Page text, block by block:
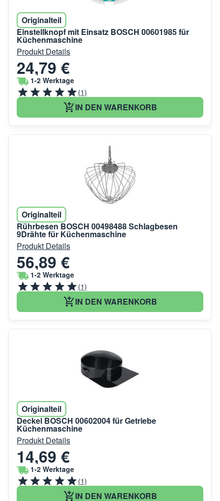
Originalteil
Einstellknopf mit Einsatz BOSCH 00601985 für
Küchenmaschine
Produkt Details
24,79 €
1-2 Werktage
(1)
IN DEN WARENKORB
Originalteil
Rührbesen BOSCH 00498488 Schlagbesen
9Drähte für Küchenmaschine
Produkt Details
56,89 €
1-2 Werktage
(1)
IN DEN WARENKORB
Originalteil
Deckel BOSCH 00602004 für Getriebe
Küchenmaschine
Produkt Details
14,69 €
1-2 Werktage
(1)
IN DEN WARENKORB